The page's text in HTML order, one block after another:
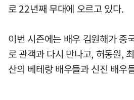
로 22년째 무대에 오르고 있다.
이번 시즌에는 배우 김원해가 중
로 관객과 다시 만나고, 허동원,
산의 베테랑 배우들과 신진 배우